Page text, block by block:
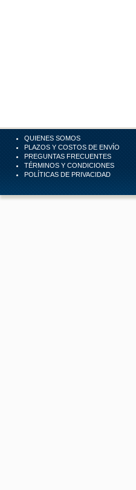
QUIENES SOMOS
PLAZOS Y COSTOS DE ENVÍO
PREGUNTAS FRECUENTES
TÉRMINOS Y CONDICIONES
POLÍTICAS DE PRIVACIDAD